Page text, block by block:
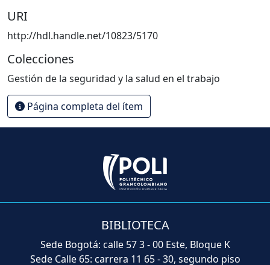
URI
http://hdl.handle.net/10823/5170
Colecciones
Gestión de la seguridad y la salud en el trabajo
Página completa del ítem
BIBLIOTECA
Sede Bogotá: calle 57 3 - 00 Este, Bloque K
Sede Calle 65: carrera 11 65 - 30, segundo piso